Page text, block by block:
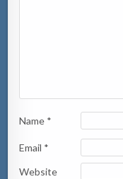
Name *
Email *
Website